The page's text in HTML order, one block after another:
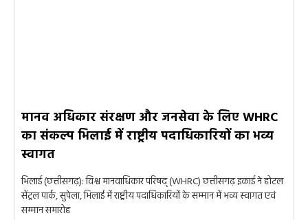
मानव अधिकार संरक्षण और जनसेवा के लिए WHRC
का संकल्प भिलाई में राष्ट्रीय पदाधिकारियों का भव्य
स्वागत
भिलाई (छत्तीसगढ़): विश्व मानवाधिकार परिषद् (WHRC) छत्तीसगढ़ इकाई ने होटल
सेंट्रल पार्क, सुपेला, भिलाई में राष्ट्रीय पदाधिकारियों के सम्मान में भव्य स्वागत एवं
सम्मान समारोह